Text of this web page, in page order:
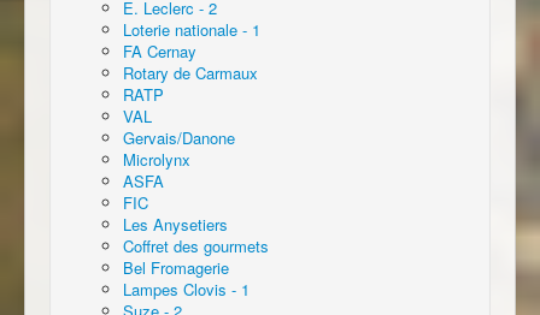
E. Leclerc - 2
Loterie nationale - 1
FA Cernay
Rotary de Carmaux
RATP
VAL
Gervais/Danone
Microlynx
ASFA
FIC
Les Anysetiers
Coffret des gourmets
Bel Fromagerie
Lampes Clovis - 1